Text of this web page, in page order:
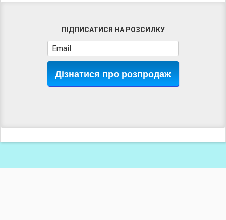
ПІДПИСАТИСЯ НА РОЗСИЛКУ
Дізнатися про розпродаж